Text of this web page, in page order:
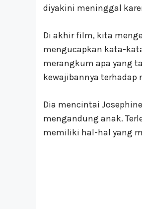
diyakini meninggal
Di akhir film, kita
mengucapkan kata-
merangkum apa yang
kewajibannya terhadap
Dia mencintai
mengandung anak.
memiliki hal-hal yang